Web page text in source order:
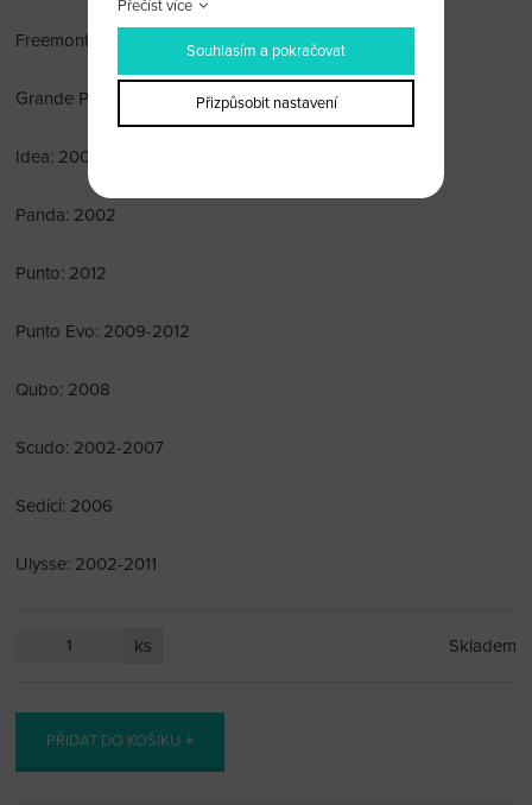
Freemont: 2011
Grande Punto: 2005
Idea: 2009
Panda: 2002
Punto: 2012
Punto Evo: 2009-2012
Qubo: 2008
Scudo: 2002-2007
Sedici: 2006
Ulysse: 2002-2011
ks Skladem
PŘIDAT DO KOŠÍKU
Přečíst více
Souhlasím a pokračovat
Přizpůsobit nastavení